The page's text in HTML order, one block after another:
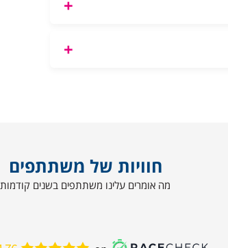
חוויות של משתתפים
מה אומרים עלינו משתתפים בשנים קודמות